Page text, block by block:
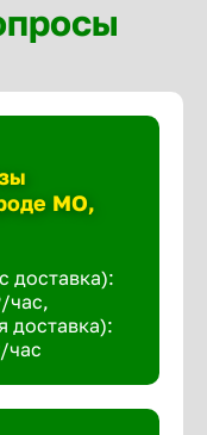
МО,
доставка):
час,
доставка):
час